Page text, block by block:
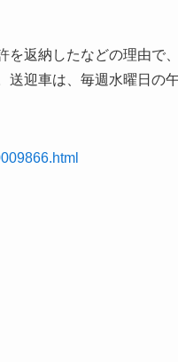
返納したなどの理由で
迎車は、毎週水曜日の